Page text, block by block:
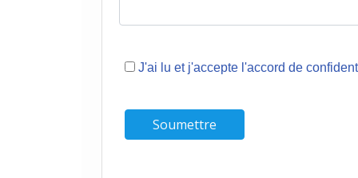
J'ai lu et j'accepte l'accord de